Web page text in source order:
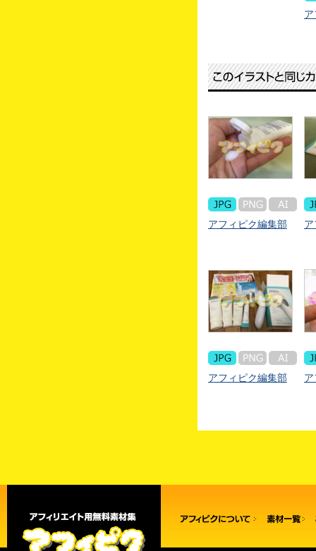
アフィピク編集部
アフィピク編集部